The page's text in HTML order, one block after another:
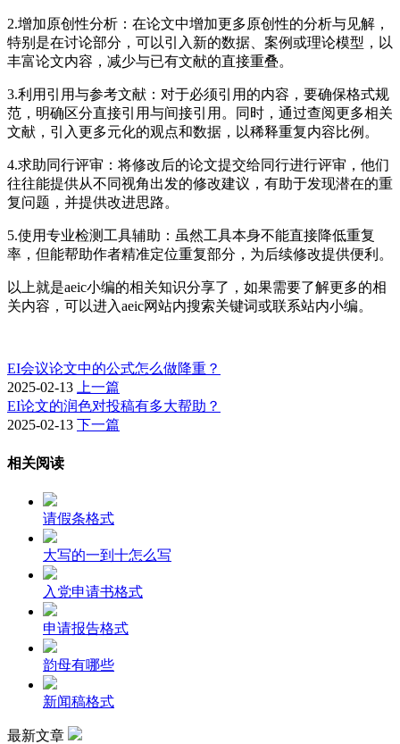
2.增加原创性分析：在论文中增加更多原创性的分析与见解，
特别是在讨论部分，可以引入新的数据、案例或理论模型，以
丰富论文内容，减少与已有文献的直接重叠。
3.利用引用与参考文献：对于必须引用的内容，要确保格式规
范，明确区分直接引用与间接引用。同时，通过查阅更多相关
文献，引入更多元化的观点和数据，以稀释重复内容比例。
4.求助同行评审：将修改后的论文提交给同行进行评审，他们
往往能提供从不同视角出发的修改建议，有助于发现潜在的重
复问题，并提供改进思路。
5.使用专业检测工具辅助：虽然工具本身不能直接降低重复
率，但能帮助作者精准定位重复部分，为后续修改提供便利。
以上就是aeic小编的相关知识分享了，如果需要了解更多的相
关内容，可以进入aeic网站内搜索关键词或联系站内小编。
EI会议论文中的公式怎么做降重？
2025-02-13 上一篇
EI论文的润色对投稿有多大帮助？
2025-02-13 下一篇
相关阅读
请假条格式
大写的一到十怎么写
入党申请书格式
申请报告格式
韵母有哪些
新闻稿格式
最新文章